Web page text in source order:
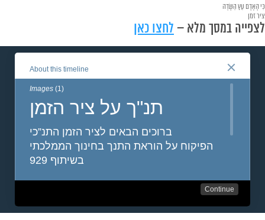
כִּי הָאָדָם עֵץ הַשָּׂדֶה
ציר זמן
לצפייה במסך מלא – לחצו כאן